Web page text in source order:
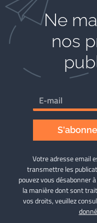
Ne
nos
Votre adresse email
transmettre les
pouvez vous désabonner
la manière dont sont
vos droits, veuillez